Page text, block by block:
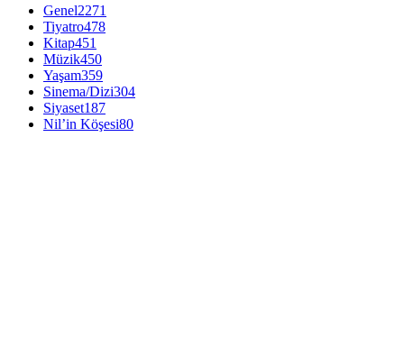
Genel2271
Tiyatro478
Kitap451
Müzik450
Yaşam359
Sinema/Dizi304
Siyaset187
Nil’in Köşesi80